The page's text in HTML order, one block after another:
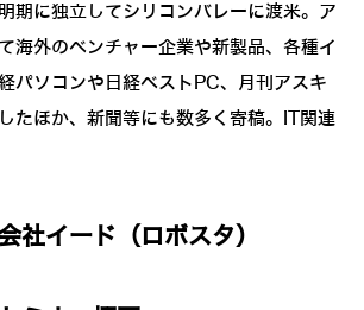
期に独立してシリコンバレーに渡米。ア
海外のベンチャー企業や新製品、各種イ
パソコンや日経ベストPC、月刊アスキ
たほか、新聞等にも数多く寄稿。IT関連
社イード（ロボスタ）